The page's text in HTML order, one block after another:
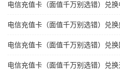
电信充值卡（面值千万别选错）兑
电信充值卡（面值千万别选错）兑
电信充值卡（面值千万别选错）兑
电信充值卡（面值千万别选错）兑换